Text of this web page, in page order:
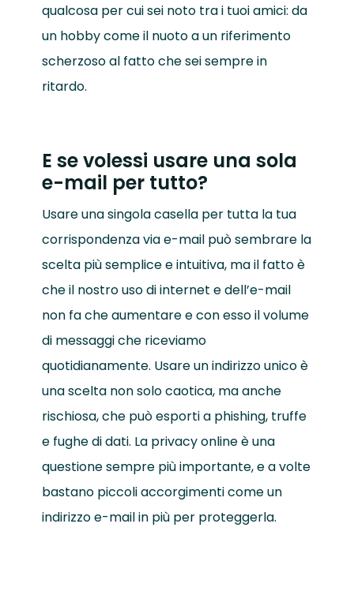
qualcosa per cui sei noto tra i tuoi amici: da
un hobby come il nuoto a un riferimento
scherzoso al fatto che sei sempre in
ritardo.
E se volessi usare una sola
e-mail per tutto?
Usare una singola casella per tutta la tua
corrispondenza via e-mail può sembrare la
scelta più semplice e intuitiva, ma il fatto è
che il nostro uso di internet e dell’e-mail
non fa che aumentare e con esso il volume
di messaggi che riceviamo
quotidianamente. Usare un indirizzo unico è
una scelta non solo caotica, ma anche
rischiosa, che può esporti a phishing, truffe
e fughe di dati. La privacy online è una
questione sempre più importante, e a volte
bastano piccoli accorgimenti come un
indirizzo e-mail in più per proteggerla.